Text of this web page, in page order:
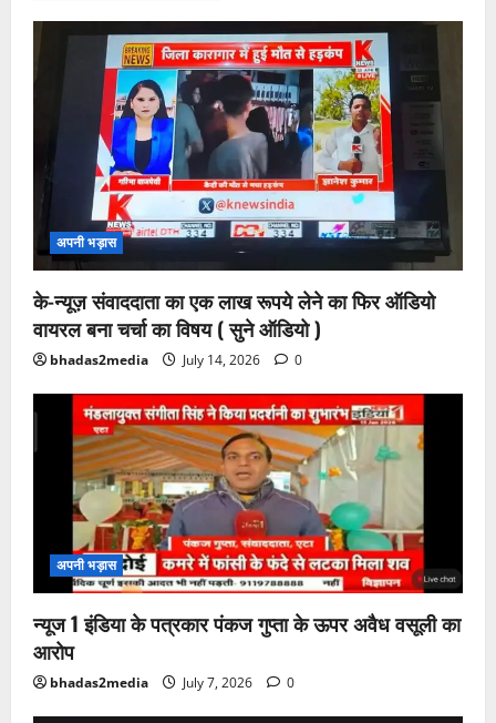
अपनी भड़ास
के-न्यूज़ संवाददाता का एक लाख रूपये लेने का फिर ऑडियो
वायरल बना चर्चा का विषय ( सुने ऑडियो )
bhadas2media July 14, 2026 0
अपनी भड़ास
न्यूज 1 इंडिया के पत्रकार पंकज गुप्ता के ऊपर अवैध वसूली का
आरोप
bhadas2media July 7, 2026 0